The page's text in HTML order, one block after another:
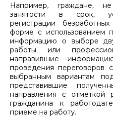
Например, граждане,
занятости в срок,
регистрации
форме с использованием
информацию о выборе
работы или
направившие
проведения переговоров
выбранным вариантам
представившие
направления с отметкой
гражданина к
приеме на работу.